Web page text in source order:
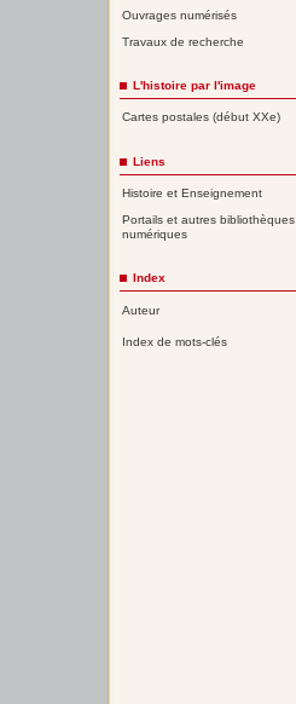
Ouvrages numérisés
Travaux de recherche
L'histoire par l'image
Cartes postales (début XXe)
Liens
Histoire et Enseignement
Portails et autres bibliothèques
numériques
Index
Auteur
Index de mots-clés